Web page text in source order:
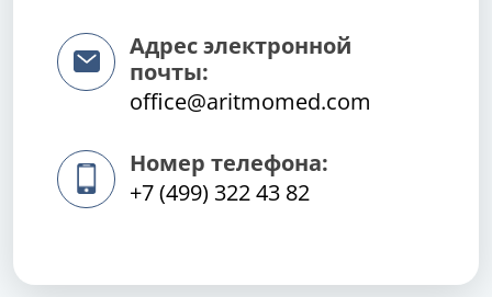
Адрес электронной
почты:
office@aritmomed.com
Номер телефона:
+7 (499) 322 43 82